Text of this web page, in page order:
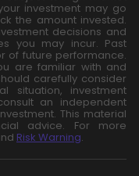
investment may go
the amount invested.
decisions and
you may incur. Past
of future performance.
are familiar with and
carefully consider
situation, investment
an independent
This material
advice. For more
Risk Warning.